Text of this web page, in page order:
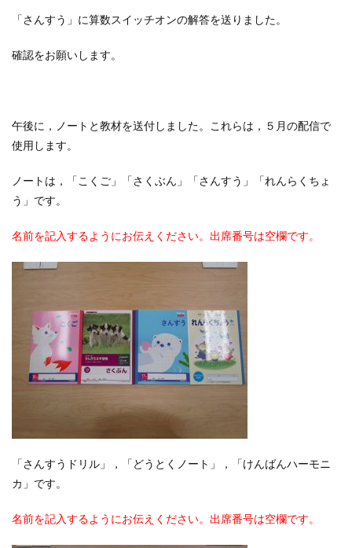
「さんすう」に算数スイッチオンの解答を送りました。
確認をお願いします。
午後に，ノートと教材を送付しました。これらは，５月の配信で
使用します。
ノートは，「こくご」「さくぶん」「さんすう」「れんらくちょ
う」です。
名前を記入するようにお伝えください。出席番号は空欄です。
「さんすうドリル」，「どうとくノート」，「けんばんハーモニ
カ」です。
名前を記入するようにお伝えください。出席番号は空欄です。